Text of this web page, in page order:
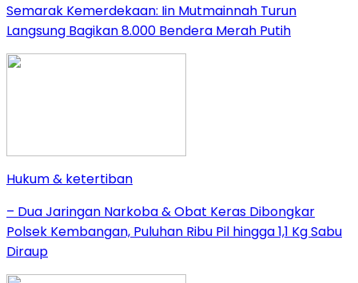
Semarak Kemerdekaan: Iin Mutmainnah Turun
Langsung Bagikan 8.000 Bendera Merah Putih
Hukum & ketertiban
– Dua Jaringan Narkoba & Obat Keras Dibongkar
Polsek Kembangan, Puluhan Ribu Pil hingga 1,1 Kg Sabu
Diraup